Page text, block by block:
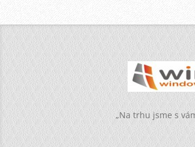
„Na trhu jsme s